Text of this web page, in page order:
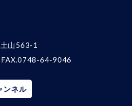
山563-1
FAX.0748-64-9046
ンネル